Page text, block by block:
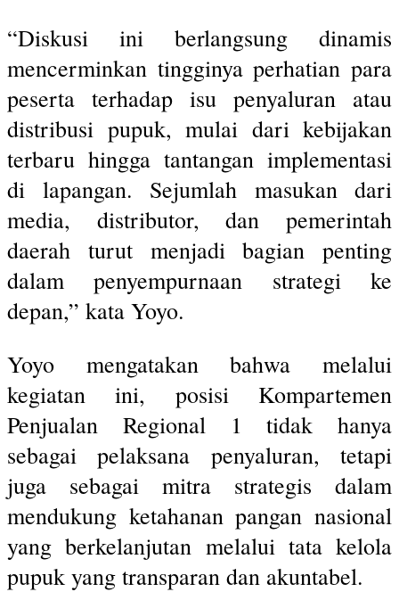
“Diskusi ini berlangsung dinamis
mencerminkan tingginya perhatian para
peserta terhadap isu penyaluran atau
distribusi pupuk, mulai dari kebijakan
terbaru hingga tantangan implementasi
di lapangan. Sejumlah masukan dari
media, distributor, dan pemerintah
daerah turut menjadi bagian penting
dalam penyempurnaan strategi ke
depan,” kata Yoyo.
Yoyo mengatakan bahwa melalui
kegiatan ini, posisi Kompartemen
Penjualan Regional 1 tidak hanya
sebagai pelaksana penyaluran, tetapi
juga sebagai mitra strategis dalam
mendukung ketahanan pangan nasional
yang berkelanjutan melalui tata kelola
pupuk yang transparan dan akuntabel.